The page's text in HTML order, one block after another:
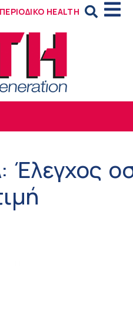
ΠΕΡΙΟΔΙΚΟ HEALTH
Έλεγχος